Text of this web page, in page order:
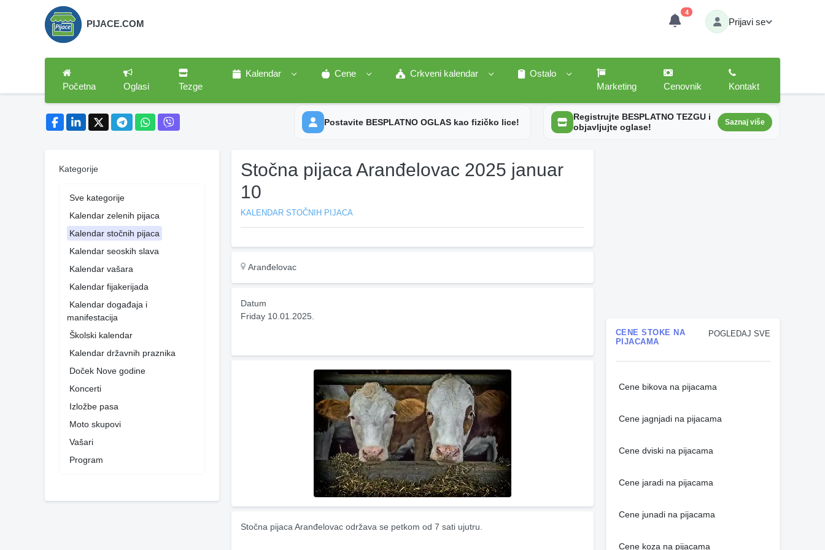
PIJACE.COM
4
Prijavi se
Početna Oglasi Tezge
Kalendar Cene Crkveni kalendar
Ostalo
Marketing
Cenovnik Kontakt
Postavite BESPLATNO OGLAS kao fizičko lice!
Registrujte BESPLATNO TEZGU i
objavljujte oglase!
Saznaj više
Kategorije
Sve kategorije
Kalendar zelenih pijaca
Kalendar stočnih pijaca
Kalendar seoskih slava
Kalendar vašara
Kalendar fijakerijada
Kalendar događaja i
manifestacija
Školski kalendar
Kalendar državnih praznika
Doček Nove godine
Koncerti
Izložbe pasa
Moto skupovi
Vašari
Program
Stočna pijaca Aranđelovac 2025 januar
10
KALENDAR STOČNIH PIJACA
Aranđelovac
Datum
Friday 10.01.2025.
Stočna pijaca Aranđelovac održava se petkom od 7 sati ujutru.
POGLEDAJ SVE
CENE STOKE NA
PIJACAMA
Cene bikova na pijacama
Cene jagnjadi na pijacama
Cene dviski na pijacama
Cene jaradi na pijacama
Cene junadi na pijacama
Cene koza na pijacama